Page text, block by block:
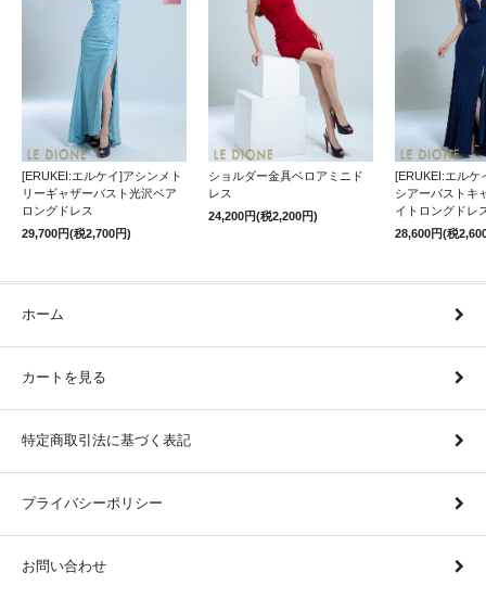
[ERUKEI:エルケイ]アシンメト
リーギャザーバスト光沢ベア
ロングドレス
29,700円(税2,700円)
ショルダー金具ベロアミニド
レス
24,200円(税2,200円)
[ERUKEI:エルケ
シアーバストキ
イトロングドレ
28,600円(税
ホーム
カートを見る
特定商取引法に基づく表記
プライバシーポリシー
お問い合わせ